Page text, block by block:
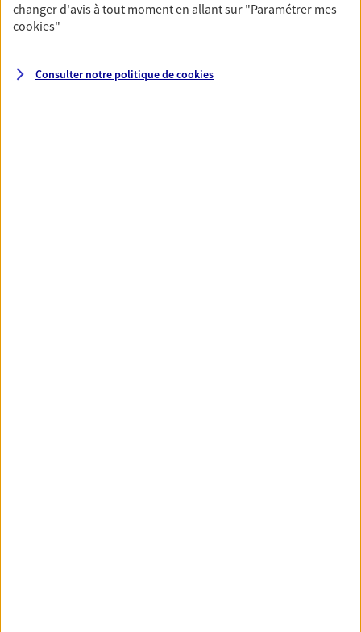
NOUS CONTACTER
N° Orias * (orias.fr) : 23005618
changer d'avis à tout moment en allant sur "Paramétrer mes
cookies"
Consulter notre politique decookies